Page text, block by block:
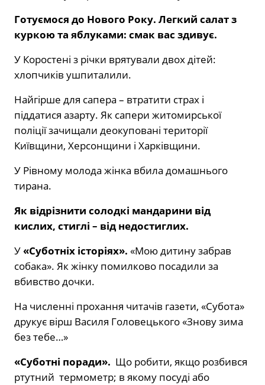
Готуємося до Нового Року. Легкий салат з
куркою та яблуками: смак вас здивує.
У Коростені з річки врятували двох дітей:
хлопчиків ушпиталили.
Найгірше для сапера – втратити страх і
піддатися азарту. Як сапери житомирської
поліції зачищали деокуповані території
Київщини, Херсонщини і Харківщини.
У Рівному молода жінка вбила домашнього
тирана.
Як відрізнити солодкі мандарини від
кислих, стиглі – від недостиглих.
У«Суботніх історіях». «Мою дитину забрав
собака». Як жінку помилково посадили за
вбивство дочки.
На численні прохання читачів газети, «Субота»
друкує вірш Василя Головецького «Знову зима
без тебе…»
«Суботні поради». Що робити, якщо розбився
ртутний термометр; в якому посуді або